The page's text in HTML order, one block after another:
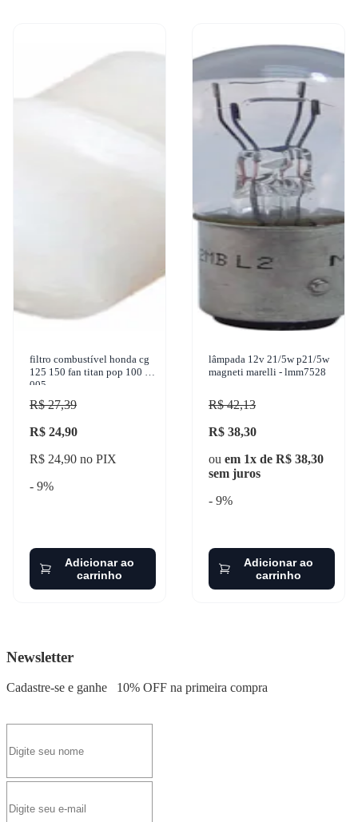
filtro combustível honda cg
125 150 fan titan pop 100 fc-
005
R$ 27,39
R$ 24,90
R$ 24,90 no PIX
- 9%
Adicionar ao
carrinho
lâmpada 12v 21/5w p21/5w
magneti marelli - lmm7528
R$ 42,13
R$ 38,30
ou em 1x de R$ 38,30
sem juros
- 9%
Adicionar ao
carrinho
Newsletter
Cadastre-se e ganhe 10% OFF na primeira compra